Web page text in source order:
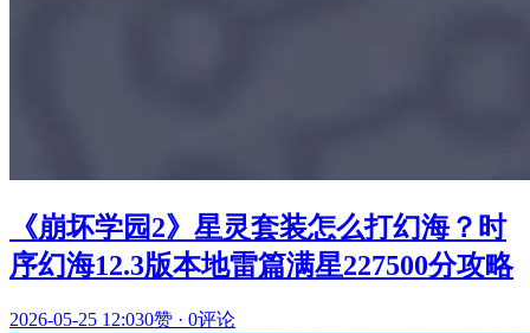
《崩坏学园2》星灵套装怎么打幻海？时
序幻海12.3版本地雷篇满星227500分攻略
2026-05-25 12:030赞 · 0评论